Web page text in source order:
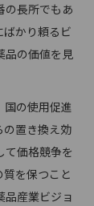
の長所でもあ
ばかり頼るビ
品の価値を見
の使用促進
の置き換え効
て価格競争を
を保つこと
品産業ビジョ